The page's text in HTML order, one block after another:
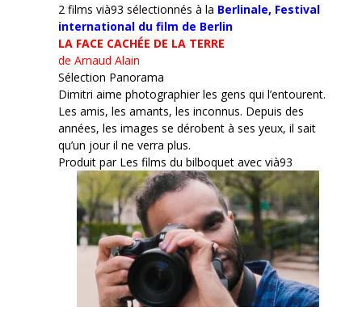
2 films vià93 sélectionnés à la Berlinale, Festival
international du film de Berlin
LA FACE CACHÉE DE LA TERRE
de Arnaud Alain
Sélection Panorama
Dimitri aime photographier les gens qui l’entourent.
Les amis, les amants, les inconnus. Depuis des
années, les images se dérobent à ses yeux, il sait
qu’un jour il ne verra plus.
Produit par Les films du bilboquet avec vià93